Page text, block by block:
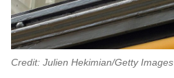
Credit: Julien Hekimian/Getty Images